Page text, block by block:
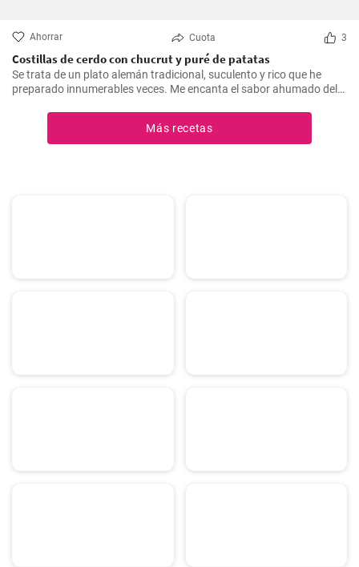
Ahorrar Cuota 3
Costillas de cerdo con chucrut y puré de patatas
Se trata de un plato alemán tradicional, suculento y rico que he
preparado innumerables veces. Me encanta el sabor ahumado del
patatas. Esta receta es ideal para ocasiones especiales y también
es un delicioso plato reconfortante en los días más fríos.
Más recetas